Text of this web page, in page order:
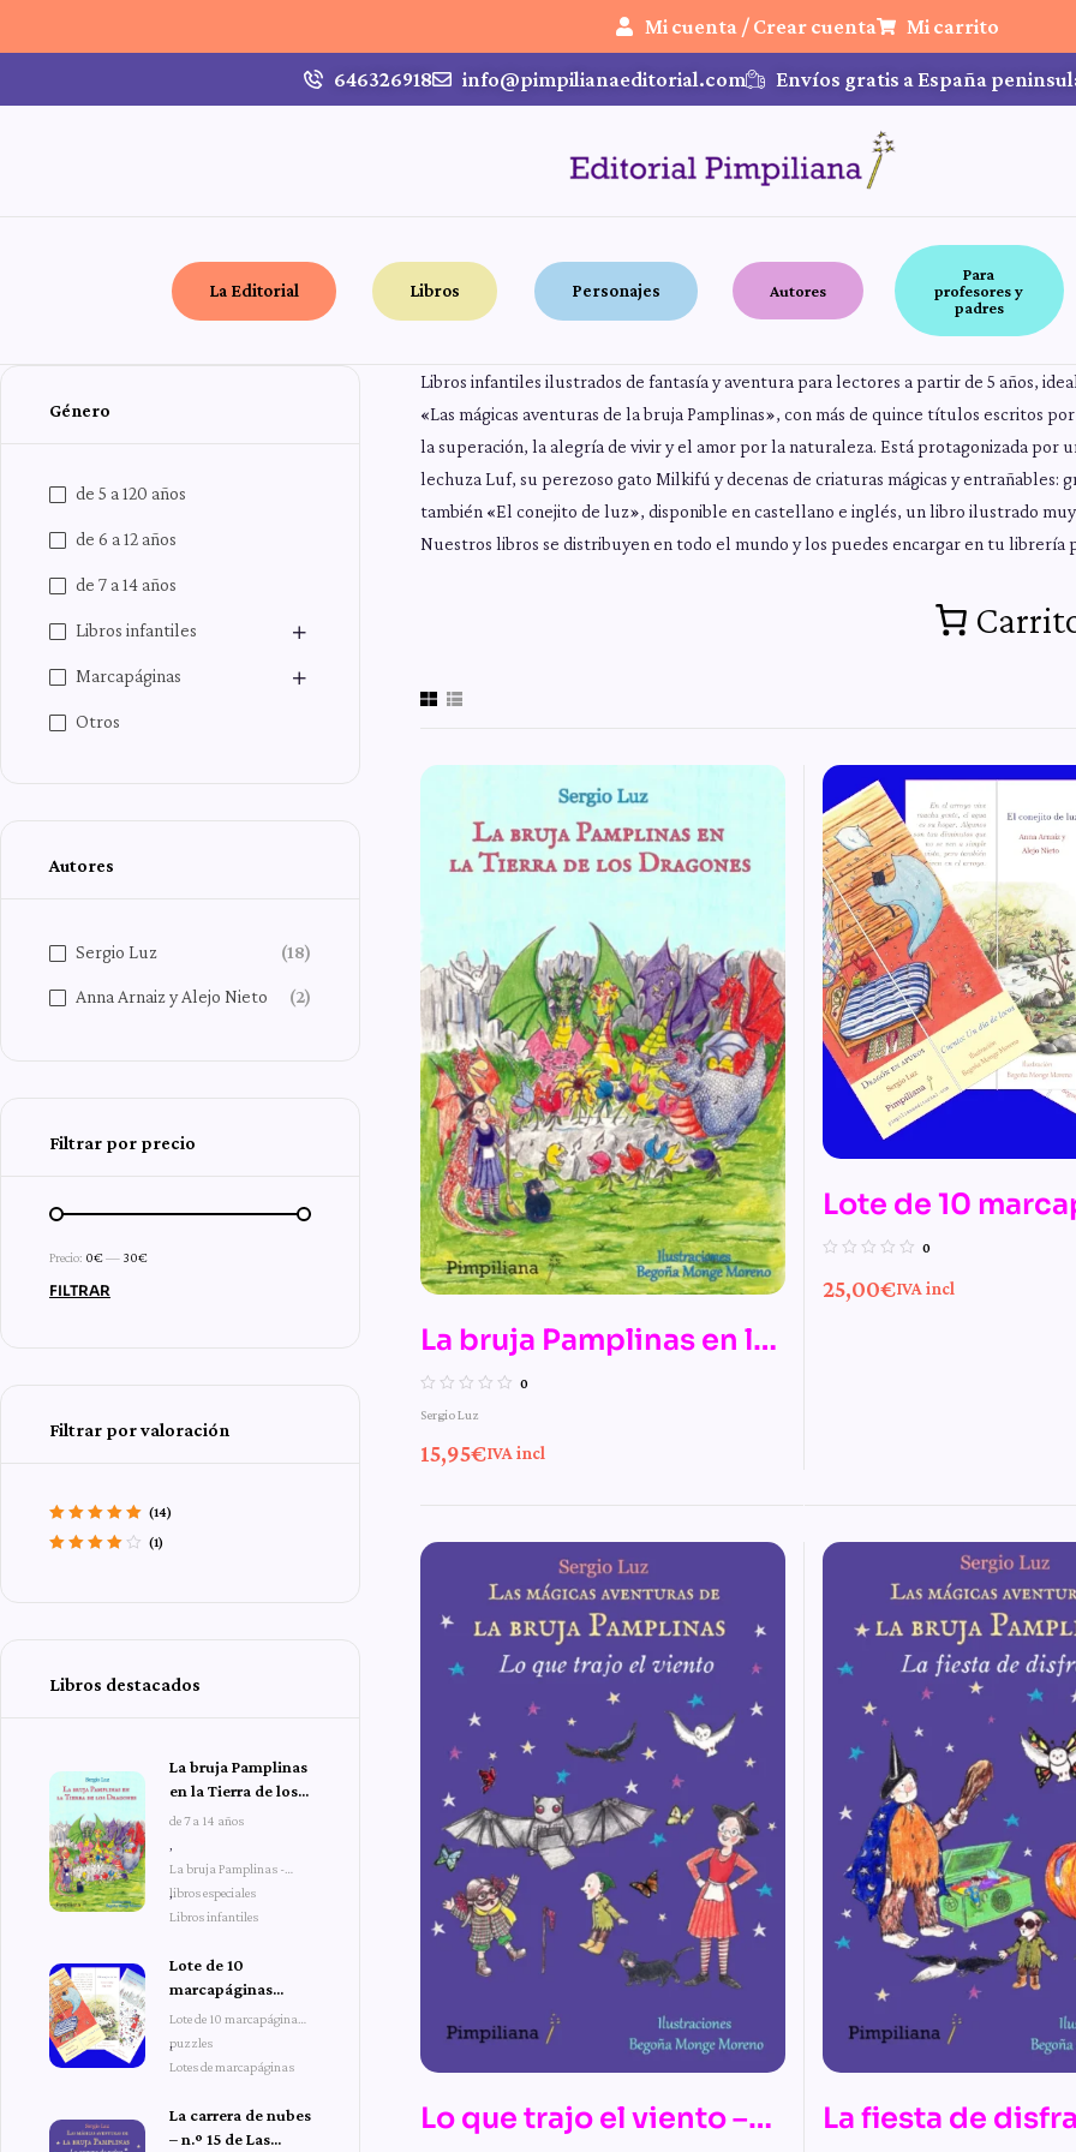
Mi cuenta / Crear cuenta Mi carrito
646326918 info@pimpilianaeditorial.com Envíos gratis a España
La Editorial Libros Personajes Autores
Para
profesores y
padres
Libros infantiles ilustrados de fantasía y aventura para lectores a partir de 5 años,
«Las mágicas aventuras de la bruja Pamplinas», con más de quince títulos escritos
la superación, la alegría de vivir y el amor por la naturaleza. Está protagonizada por
lechuza Luf, su perezoso gato Milkifú y decenas de criaturas mágicas y entrañables:
también «El conejito de luz», disponible en castellano e inglés, un libro ilustrado
Nuestros libros se distribuyen en todo el mundo y los puedes encargar en tu librería
La bruja Pamplinas en la
Tierra de los Dragones
0
Sergio Luz
15,95€IVA incl
Lote de 10
puzzles
0
25,00€IVA incl
Lo que trajo el viento –
La fiesta de
Género
de 5 a 120 años
de 6 a 12 años
de 7 a 14 años
Libros infantiles
Marcapáginas
Otros
Autores
Sergio Luz (18)
Anna Arnaiz y Alejo Nieto (2)
Filtrar por precio
FILTRAR
Precio: 0€— 30€
Filtrar por valoración
Valorado con
5
de 5
(14)
(1)
Libros destacados
La bruja Pamplinas
en la Tierra de los
Dragones
de 7 a 14 años
,
La bruja Pamplinas -
libros especiales
,
Libros infantiles
Lote de 10
marcapáginas
puzzles
Lote de 10 marcapáginas
puzzles
,
Lotes de marcapáginas
La carrera de nubes
– n.º 15 de Las